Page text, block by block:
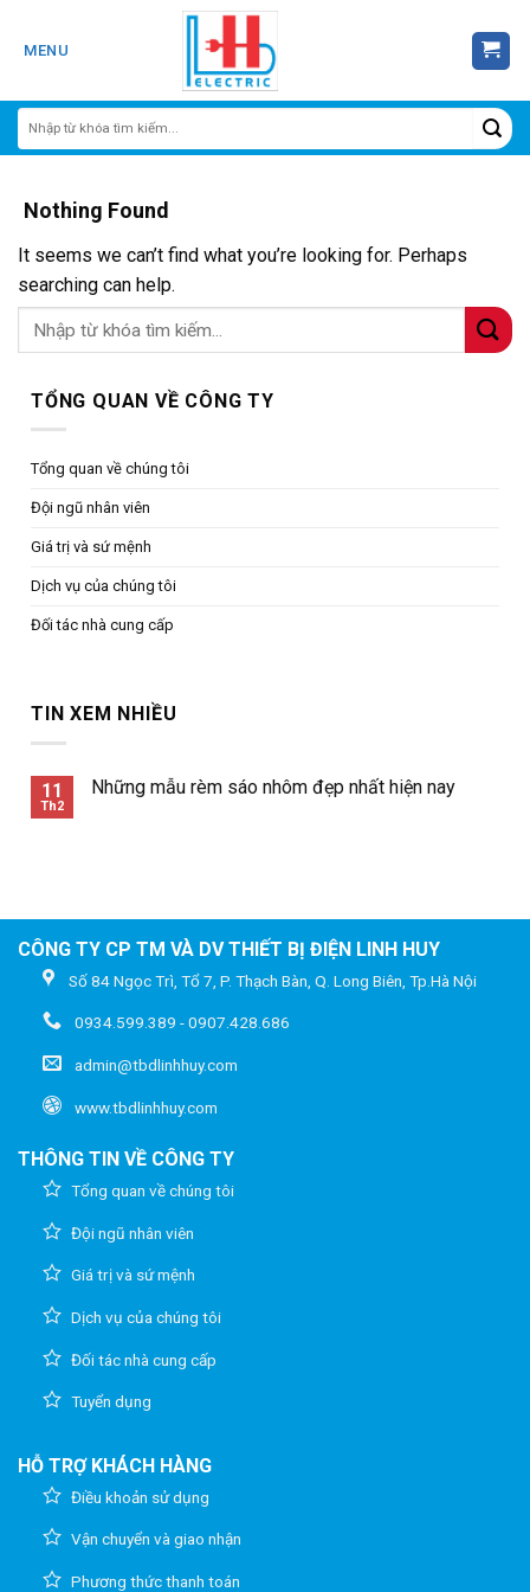
MENU
Nothing Found
It seems we can’t find what you’re looking for. Perhaps
searching can help.
TỔNG QUAN VỀ CÔNG TY
Tổng quan về chúng tôi
Đội ngũ nhân viên
Giá trị và sứ mệnh
Dịch vụ của chúng tôi
Đối tác nhà cung cấp
TIN XEM NHIỀU
11
Th2
Những mẫu rèm sáo nhôm đẹp nhất hiện nay
CÔNG TY CP TM VÀ DV THIẾT BỊ ĐIỆN LINH HUY
Số 84 Ngọc Trì, Tổ 7, P. Thạch Bàn, Q. Long Biên, Tp.Hà Nội
0934.599.389 - 0907.428.686
admin@tbdlinhhuy.com
www.tbdlinhhuy.com
THÔNG TIN VỀ CÔNG TY
Tổng quan về chúng tôi
Đội ngũ nhân viên
Giá trị và sứ mệnh
Dịch vụ của chúng tôi
Đối tác nhà cung cấp
Tuyển dụng
HỖ TRỢ KHÁCH HÀNG
Điều khoản sử dụng
Vận chuyển và giao nhận
Phương thức thanh toán